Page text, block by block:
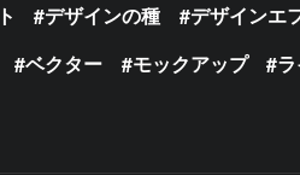
デザインの種 デザインエ
ベクター モックアップ